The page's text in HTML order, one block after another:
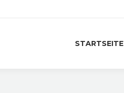
STARTSEITE